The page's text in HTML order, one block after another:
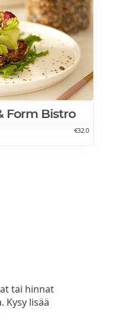
Form Bistro
€32.0
tai hinnat
Kysy lisää